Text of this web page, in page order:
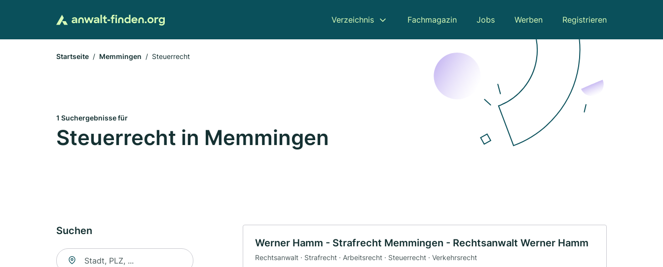
Verzeichnis Fachmagazin Jobs Werben Registrieren
Startseite Memmingen Steuerrecht
1 Suchergebnisse für
Steuerrecht in Memmingen
Suchen
Suche nach Ort
Werner Hamm - Strafrecht Memmingen - Rechtsanwalt Werner Hamm
Rechtsanwalt · Strafrecht · Arbeitsrecht · Steuerrecht · Verkehrsrecht